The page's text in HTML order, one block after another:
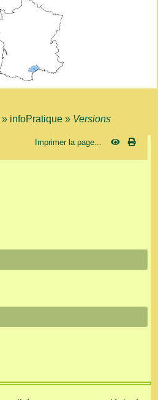
» infoPratique » Versions
Imprimer la page...